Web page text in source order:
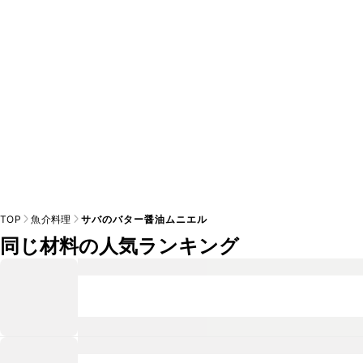
TOP 魚介料理 サバのバター醤油ムニエル
同じ材料の人気ランキング